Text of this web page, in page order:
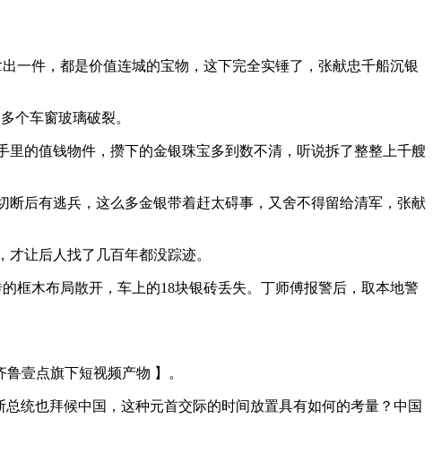
件，都是价值连城的宝物，这下完全实锤了，张献忠千船沉银
个车窗玻璃破裂。
的值钱物件，攒下的金银珠宝多到数不清，听说拆了整整上千艘
后有逃兵，这么多金银带着赶太碍事，又舍不得留给清军，张献
让后人找了几百年都没踪迹。
木布局散开，车上的18块银砖丢失。丁师傅报警后，取本地警
壹点旗下短视频产物 】。
也拜候中国，这种元首交际的时间放置具有如何的考量？中国